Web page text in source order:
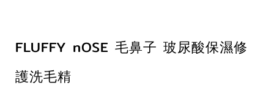
FLUFFY nOSE 毛鼻子 玻尿酸保濕修
護洗毛精